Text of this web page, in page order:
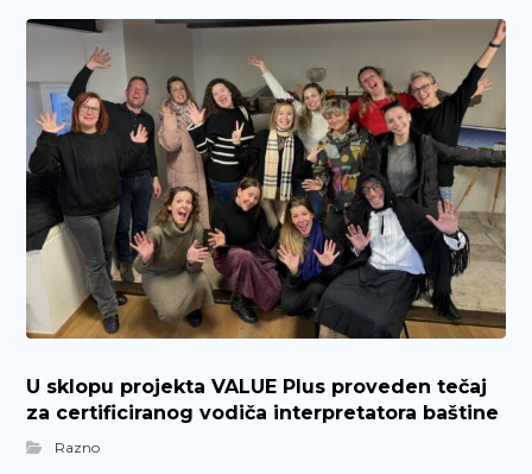
U sklopu projekta VALUE Plus proveden tečaj
za certificiranog vodiča interpretatora baštine
Razno